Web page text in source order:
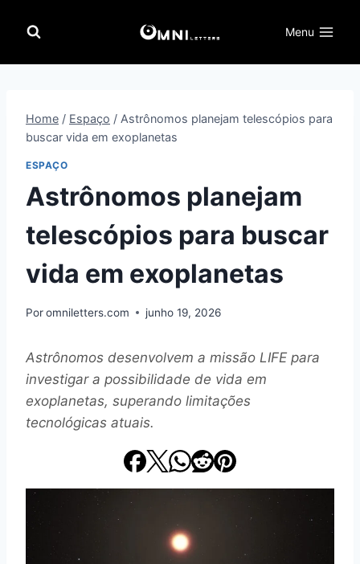
para
Menu
Home / Espaço / Astrônomos planejam telescópios para
buscar vida em exoplanetas
ESPAÇO
Astrônomos planejam
telescópios para buscar
vida em exoplanetas
Poromniletters.com junho 19, 2026
Astrônomos desenvolvem a missão LIFE para
investigar a possibilidade de vida em
exoplanetas, superando limitações
tecnológicas atuais.